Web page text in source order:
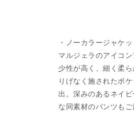
・ノーカラージャケ
マルジェラのアイコ
少性が高く、細く柔
りげなく施されたポ
出。深みのあるネイ
な同素材のパンツも